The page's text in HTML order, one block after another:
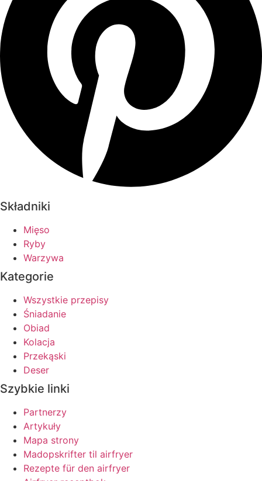
Składniki
Mięso
Ryby
Warzywa
Kategorie
Wszystkie przepisy
Śniadanie
Obiad
Kolacja
Przekąski
Deser
Szybkie linki
Partnerzy
Artykuły
Mapa strony
Madopskrifter til airfryer
Rezepte für den airfryer